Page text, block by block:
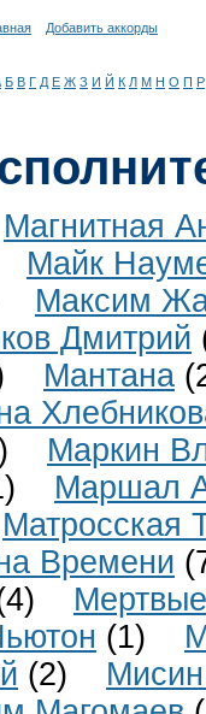
Добавить аккорды
Б В Г Д Е Ж З И Й К Л М Н О П Р
Магнитная
Майк
Максим
Дмитрий
Мантана
Маркин
Маршал
Матросская
Времени
(1)
(2)